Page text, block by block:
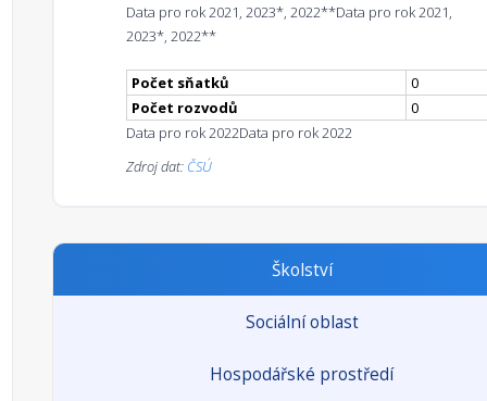
Data pro rok 2021, 2023*, 2022**Data pro rok 2021,
2023*, 2022**
Počet sňatků
0
Počet rozvodů
0
Data pro rok 2022Data pro rok 2022
Zdroj dat: ČSÚ
Školství
Sociální oblast
Hospodářské prostředí